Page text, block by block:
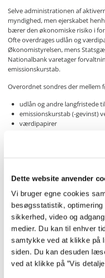
Dette website anvender
Vi bruger egne cookies
besøgsstatistik, optimering
sikkerhed, video og
medier. Du kan til enhver
samtykke ved at klikke på
siden. Du kan desuden
ved at klikke på ”Vis
Selve administrationen af
myndighed, men ejerskabet
bærer den økonomiske risiko i
Ofte overdrages udlån og
Økonomistyrelsen, mens
Nationalbank varetager
emissionskurstab.
Overordnet sondres der mellem
udlån og andre langfristede
emissionskurstab (-gevinst)
værdipapirer
Der anvendes to standardkonti
adskille indtægter og udgifter
Kontakt Statsregnskab
E-mail:statsregnskab@oes.dk
Økonomisk